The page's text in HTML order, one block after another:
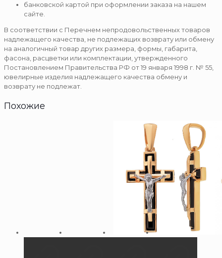
банковской картой при оформлении заказа на нашем
сайте.
В соответствии с Перечнем непродовольственных товаров
надлежащего качества, не подлежащих возврату или обмену
на аналогичный товар других размера, формы, габарита,
фасона, расцветки или комплектации, утвержденного
Постановлением Правительства РФ от 19 января 1998 г. № 55,
ювелирные изделия надлежащего качества обмену и
возврату не подлежат.
Похожие